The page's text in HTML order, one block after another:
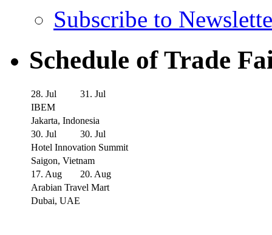
Subscribe to
Schedule of Trade
28. Jul
31. Jul
IBEM
Jakarta, Indonesia
30. Jul
30. Jul
Hotel Innovation Summit
Saigon, Vietnam
17. Aug
20. Aug
Arabian Travel Mart
Dubai, UAE